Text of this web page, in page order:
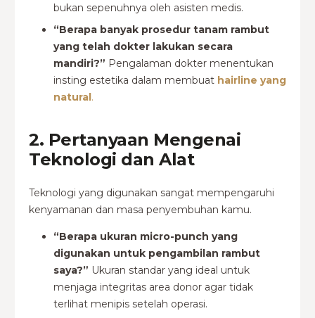
bukan sepenuhnya oleh asisten medis.
“Berapa banyak prosedur tanam rambut
yang telah dokter lakukan secara
mandiri?” Pengalaman dokter menentukan
insting estetika dalam membuat hairline yang
natural.
2. Pertanyaan Mengenai
Teknologi dan Alat
Teknologi yang digunakan sangat mempengaruhi
kenyamanan dan masa penyembuhan kamu.
“Berapa ukuran micro-punch yang
digunakan untuk pengambilan rambut
saya?” Ukuran standar yang ideal untuk
menjaga integritas area donor agar tidak
terlihat menipis setelah operasi.